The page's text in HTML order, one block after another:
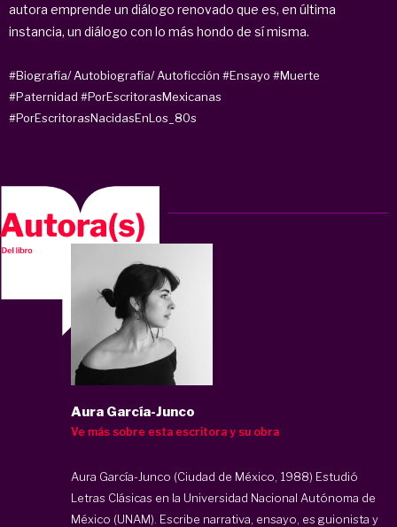
autora emprende un diálogo renovado que es, en última
instancia, un diálogo con lo más hondo de sí misma.
#Biografía/ Autobiografía/ Autoficción #Ensayo #Muerte
#Paternidad #PorEscritorasMexicanas
#PorEscritorasNacidasEnLos_80s
Aura García-Junco
Ve más sobre esta escritora y su obra
Aura García-Junco (Ciudad de México, 1988) Estudió
Letras Clásicas en la Universidad Nacional Autónoma de
México (UNAM). Escribe narrativa, ensayo, es guionista y